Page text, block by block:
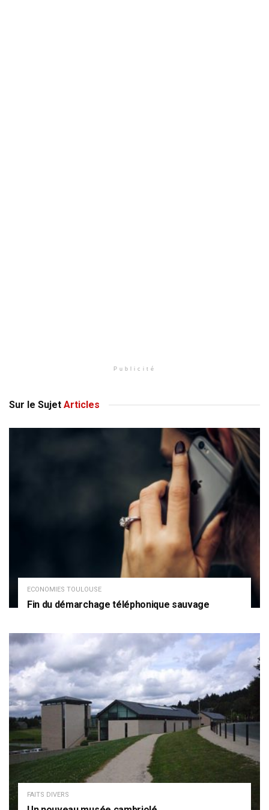
Publicité
Sur le Sujet Articles
ECONOMIES TOULOUSE
Fin du démarchage téléphonique sauvage
FAITS DIVERS